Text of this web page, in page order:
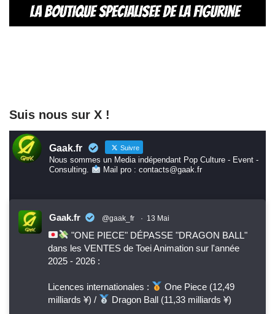
Suis nous sur X !
Gaak.fr Suivre
Nous sommes un Media indépendant Pop Culture - Event -
Consulting.
Mail pro : contacts@gaak.fr
Gaak.fr @gaak_fr · 13 Mai
"ONE PIECE" DÉPASSE "DRAGON BALL"
dans les VENTES de Toei Animation sur l'année
2025 - 2026 :
Licences internationales :
One Piece (12,49
milliards ¥) /
Dragon Ball (11,33 milliards ¥)